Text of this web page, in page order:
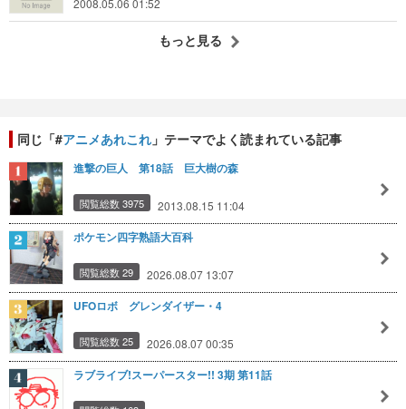
もっと見る
同じ「#アニメあれこれ 」テーマでよく読まれている記事
進撃の巨人 第18話 巨大樹の森
閲覧総数 3975 2013.08.15 11:04
ポケモン四字熟語大百科
閲覧総数 29 2026.08.07 13:07
UFOロボ グレンダイザー・4
閲覧総数 25 2026.08.07 00:35
ラブライブ!スーパースター!! 3期 第11話